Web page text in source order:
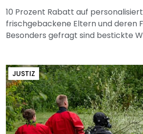
10 Prozent Rabatt auf
frischgebackene Eltern und deren
Besonders gefragt sind bestickte
JUSTIZ